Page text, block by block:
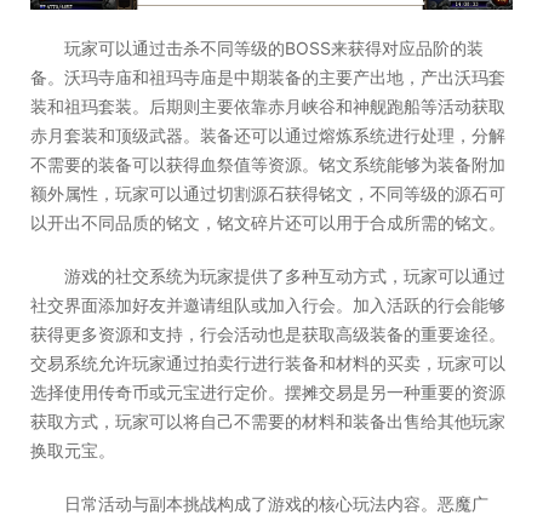
玩家可以通过击杀不同等级的BOSS来获得对应品阶的装
备。沃玛寺庙和祖玛寺庙是中期装备的主要产出地，产出沃玛套
装和祖玛套装。后期则主要依靠赤月峡谷和神舰跑船等活动获取
赤月套装和顶级武器。装备还可以通过熔炼系统进行处理，分解
不需要的装备可以获得血祭值等资源。铭文系统能够为装备附加
额外属性，玩家可以通过切割源石获得铭文，不同等级的源石可
以开出不同品质的铭文，铭文碎片还可以用于合成所需的铭文。
游戏的社交系统为玩家提供了多种互动方式，玩家可以通过
社交界面添加好友并邀请组队或加入行会。加入活跃的行会能够
获得更多资源和支持，行会活动也是获取高级装备的重要途径。
交易系统允许玩家通过拍卖行进行装备和材料的买卖，玩家可以
选择使用传奇币或元宝进行定价。摆摊交易是另一种重要的资源
获取方式，玩家可以将自己不需要的材料和装备出售给其他玩家
换取元宝。
日常活动与副本挑战构成了游戏的核心玩法内容。恶魔广